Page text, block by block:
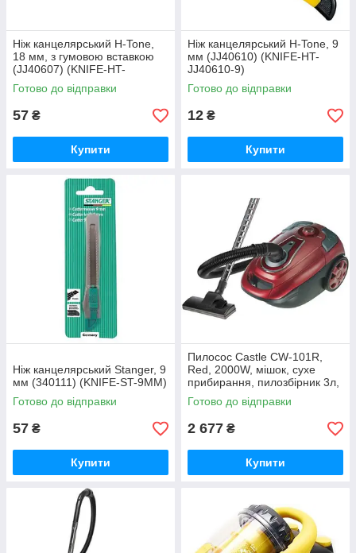
Ніж канцелярський H-Tone,
18 мм, з гумовою вставкою
(JJ40607) (KNIFE-HT-
JJ40607-18)
Готово до відправки
57 ₴
Купити
Ніж канцелярський H-Tone, 9
мм (JJ40610) (KNIFE-HT-
JJ40610-9)
Готово до відправки
12 ₴
Купити
Ніж канцелярський Stanger, 9
мм (340111) (KNIFE-ST-9MM)
Готово до відправки
57 ₴
Купити
Пилосос Castle CW-101R,
Red, 2000W, мішок, сухе
прибирання, пилозбірник 3л,
регулювання потужності на
корпусі,
Готово до відправки
2 677 ₴
Купити